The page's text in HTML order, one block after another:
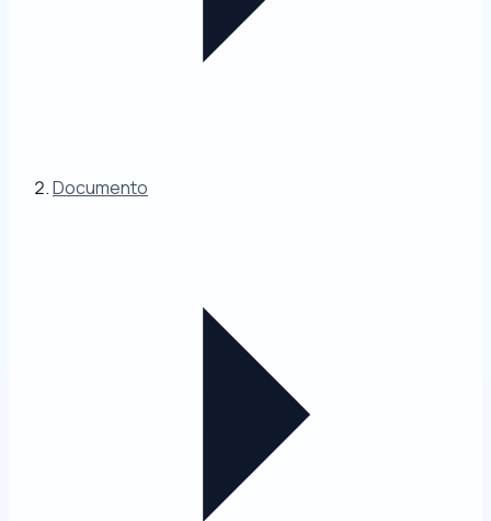
Documento